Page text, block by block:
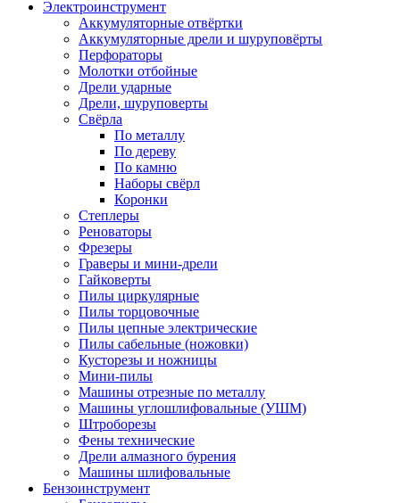
Электроинструмент
Аккумуляторные отвёртки
Аккумуляторные дрели и шуруповёрты
Перфораторы
Молотки отбойные
Дрели ударные
Дрели, шуруповерты
Свёрла
По металлу
По дереву
По камню
Наборы свёрл
Коронки
Степлеры
Реноваторы
Фрезеры
Граверы и мини-дрели
Гайковерты
Пилы циркулярные
Пилы торцовочные
Пилы цепные электрические
Пилы сабельные (ножовки)
Кусторезы и ножницы
Мини-пилы
Машины отрезные по металлу
Машины углошлифовальные (УШМ)
Штроборезы
Фены технические
Дрели алмазного бурения
Машины шлифовальные
Бензоинструмент